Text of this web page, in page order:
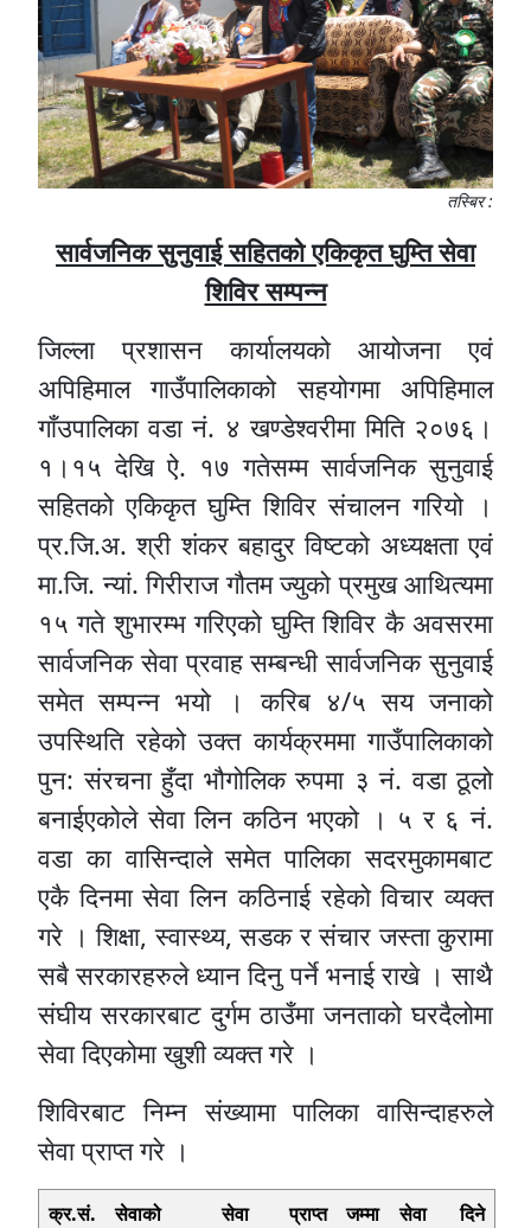
तस्बिर :
सार्वजनिक सुनुवाई सहितको एकिकृत घुम्ति सेवा
शिविर सम्पन्न
जिल्ला प्रशासन कार्यालयको आयोजना एवं
अपिहिमाल गाउँपालिकाको सहयोगमा अपिहिमाल
गाँउपालिका वडा नं. ४ खण्डेश्वरीमा मिति २०७६।
१।१५ देखि ऐ. १७ गतेसम्म सार्वजनिक सुनुवाई
सहितको एकिकृत घुम्ति शिविर संचालन गरियो ।
प्र.जि.अ. श्री शंकर बहादुर विष्‍टको अध्यक्षता एवं
मा.जि. न्यां. गिरीराज गौतम ज्युको प्रमुख आथित्यमा
१५ गते शुभारम्भ गरिएको घुम्ति शिविर कै अवसरमा
सार्वजनिक सेवा प्रवाह सम्बन्धी सार्वजनिक सुनुवाई
समेत सम्पन्न भयो । करिब ४/५ सय जनाको
उपस्थिति रहेको उक्त कार्यक्रममा गाउँपालिकाको
पुन: संरचना हुँदा भौगोलिक रुपमा ३ नं. वडा ठूलो
बनाईएकोले सेवा लिन कठिन भएको । ५ र ६ नं.
वडा का वासिन्दाले समेत पालिका सदरमुकामबाट
एकै दिनमा सेवा लिन कठिनाई रहेको विचार व्यक्त
गरे । शिक्षा, स्वास्थ्य, सडक र संचार जस्ता कुरामा
सबै सरकारहरुले ध्यान दिनु पर्ने भनाई राखे । साथै
संघीय सरकारबाट दुर्गम ठाउँमा जनताको घरदैलोमा
सेवा दिएकोमा खुशी व्यक्त गरे ।
शिविरबाट निम्न संख्यामा पालिका वासिन्दाहरुले
सेवा प्राप्त गरे ।
क्र.सं.
सेवाको
सेवा प्राप्‍त
जम्मा
सेवा दिने